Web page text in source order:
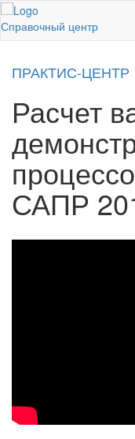
Справочный центр
ПРАКТИС-ЦЕНТР
Расчет
САПР